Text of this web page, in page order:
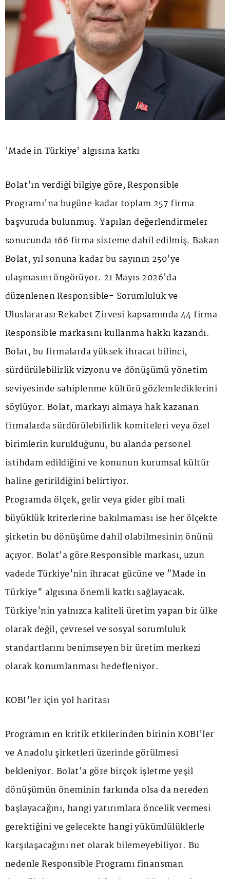
'Made in Türkiye' algısına katkı
Bolat'ın verdiği bilgiye göre, Responsible
Programı'na bugüne kadar toplam 257 firma
başvuruda bulunmuş. Yapılan değerlendirmeler
sonucunda 166 firma sisteme dahil edilmiş. Bakan
Bolat, yıl sonuna kadar bu sayının 250'ye
ulaşmasını öngörüyor. 21 Mayıs 2026'da
düzenlenen Responsible- Sorumluluk ve
Uluslararası Rekabet Zirvesi kapsamında 44 firma
Responsible markasını kullanma hakkı kazandı.
Bolat, bu firmalarda yüksek ihracat bilinci,
sürdürülebilirlik vizyonu ve dönüşümü yönetim
seviyesinde sahiplenme kültürü gözlemlediklerini
söylüyor. Bolat, markayı almaya hak kazanan
firmalarda sürdürülebilirlik komiteleri veya özel
birimlerin kurulduğunu, bu alanda personel
istihdam edildiğini ve konunun kurumsal kültür
haline getirildiğini belirtiyor.
Programda ölçek, gelir veya gider gibi mali
büyüklük kriterlerine bakılmaması ise her ölçekte
şirketin bu dönüşüme dahil olabilmesinin önünü
açıyor. Bolat'a göre Responsible markası, uzun
vadede Türkiye'nin ihracat gücüne ve "Made in
Türkiye" algısına önemli katkı sağlayacak.
Türkiye'nin yalnızca kaliteli üretim yapan bir ülke
olarak değil, çevresel ve sosyal sorumluluk
standartlarını benimseyen bir üretim merkezi
olarak konumlanması hedefleniyor.
KOBİ'ler için yol haritası
Programın en kritik etkilerinden birinin KOBİ'ler
ve Anadolu şirketleri üzerinde görülmesi
bekleniyor. Bolat'a göre birçok işletme yeşil
dönüşümün öneminin farkında olsa da nereden
başlayacağını, hangi yatırımlara öncelik vermesi
gerektiğini ve gelecekte hangi yükümlülüklerle
karşılaşacağını net olarak bilemeyebiliyor. Bu
nedenle Responsible Programı finansman